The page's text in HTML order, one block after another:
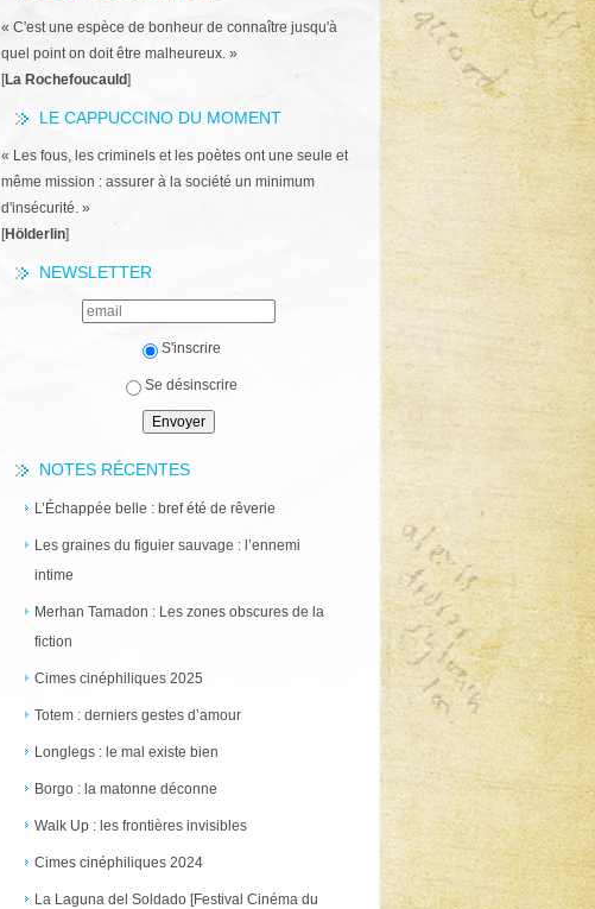
« C'est une espèce de bonheur de connaître jusqu'à
quel point on doit être malheureux. »
[La Rochefoucauld]
LE CAPPUCCINO DU MOMENT
« Les fous, les criminels et les poètes ont une seule et
même mission : assurer à la société un minimum
d'insécurité. »
[Hölderlin]
NEWSLETTER
S'inscrire
Se désinscrire
NOTES RÉCENTES
L’Échappée belle : bref été de rêverie
Les graines du figuier sauvage : l’ennemi
intime
Merhan Tamadon : Les zones obscures de la
fiction
Cimes cinéphiliques 2025
Totem : derniers gestes d’amour
Longlegs : le mal existe bien
Borgo : la matonne déconne
Walk Up : les frontières invisibles
Cimes cinéphiliques 2024
La Laguna del Soldado [Festival Cinéma du